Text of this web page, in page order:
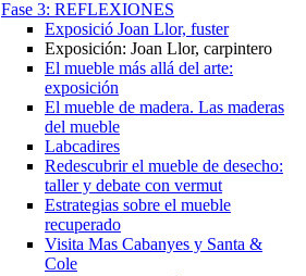
Fase 3: REFLEXIONES
Exposició Joan Llor, fuster
Exposición: Joan Llor, carpintero
El mueble más allá del arte:
exposición
El mueble de madera. Las maderas
del mueble
Labcadires
Redescubrir el mueble de desecho:
taller y debate con vermut
Estrategias sobre el mueble
recuperado
Visita Mas Cabanyes y Santa &
Cole